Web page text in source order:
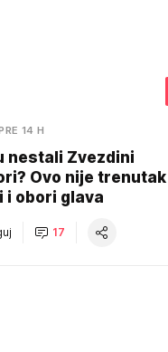
14 H
nestali Zvezdini
Ovo nije trenutak
i obori glava
17